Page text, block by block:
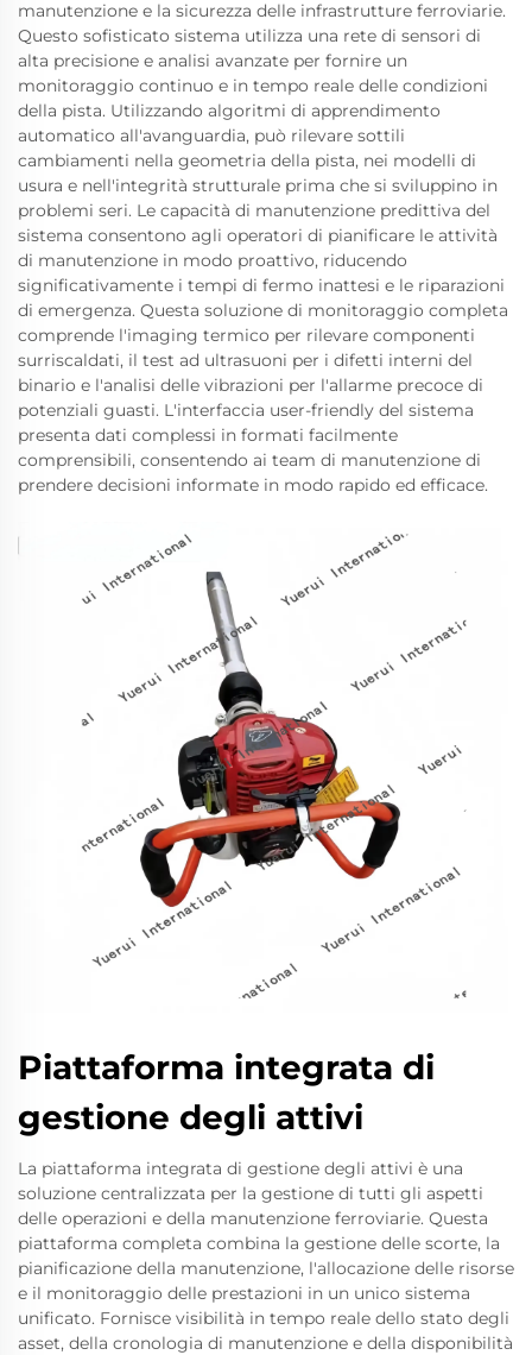
manutenzione e la sicurezza delle infrastrutture ferroviarie.
Questo sofisticato sistema utilizza una rete di sensori di
alta precisione e analisi avanzate per fornire un
monitoraggio continuo e in tempo reale delle condizioni
della pista. Utilizzando algoritmi di apprendimento
automatico all'avanguardia, può rilevare sottili
cambiamenti nella geometria della pista, nei modelli di
usura e nell'integrità strutturale prima che si sviluppino in
problemi seri. Le capacità di manutenzione predittiva del
sistema consentono agli operatori di pianificare le attività
di manutenzione in modo proattivo, riducendo
significativamente i tempi di fermo inattesi e le riparazioni
di emergenza. Questa soluzione di monitoraggio completa
comprende l'imaging termico per rilevare componenti
surriscaldati, il test ad ultrasuoni per i difetti interni del
binario e l'analisi delle vibrazioni per l'allarme precoce di
potenziali guasti. L'interfaccia user-friendly del sistema
presenta dati complessi in formati facilmente
comprensibili, consentendo ai team di manutenzione di
prendere decisioni informate in modo rapido ed efficace.
Piattaforma integrata di
gestione degli attivi
La piattaforma integrata di gestione degli attivi è una
soluzione centralizzata per la gestione di tutti gli aspetti
delle operazioni e della manutenzione ferroviarie. Questa
piattaforma completa combina la gestione delle scorte, la
pianificazione della manutenzione, l'allocazione delle risorse
e il monitoraggio delle prestazioni in un unico sistema
unificato. Fornisce visibilità in tempo reale dello stato degli
asset, della cronologia di manutenzione e della disponibilità